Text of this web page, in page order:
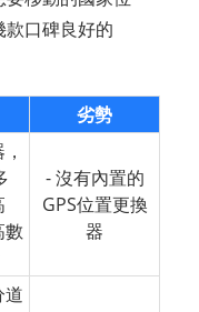
口碑良好的
劣勢
數
- 沒有內置的
GPS位置更換
器
道